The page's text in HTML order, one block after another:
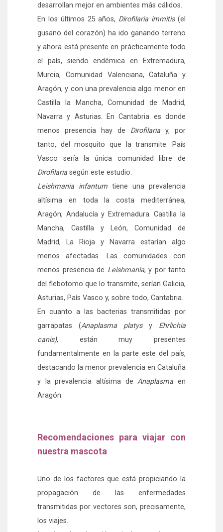
desarrollan mejor en ambientes más cálidos.
En los últimos 25 años, Dirofilaria immitis(el
gusano del corazón) ha ido ganando terreno
y ahora está presente en prácticamente todo
el país, siendo endémica en Extremadura,
Murcia, Comunidad Valenciana, Cataluña y
Aragón, y con una prevalencia algo menor en
Castilla la Mancha, Comunidad de Madrid,
Navarra y Asturias. En Cantabria es donde
menos presencia hay de Dirofilaria y, por
tanto, del mosquito que la transmite. País
Vasco sería la única comunidad libre de
Dirofilaria según este estudio.
Leishmania infantum tiene una prevalencia
altísima en toda la costa mediterránea,
Aragón, Andalucía y Extremadura. Castilla la
Mancha, Castilla y León, Comunidad de
Madrid, La Rioja y Navarra estarían algo
menos afectadas. Las comunidades con
menos presencia de Leishmania, y por tanto
del flebotomo que lo transmite, serían Galicia,
Asturias, País Vasco y, sobre todo, Cantabria.
En cuanto a las bacterias transmitidas por
garrapatas (Anaplasma platysy Ehrlichia
canis), están muy presentes
fundamentalmente en la parte este del país,
destacando la menor prevalencia en Cataluña
y la prevalencia altísima deAnaplasma en
Aragón.
Recomendaciones para viajar con
nuestra mascota
Uno de los factores que está propiciando la
propagación de las enfermedades
transmitidas por vectores son, precisamente,
los viajes.